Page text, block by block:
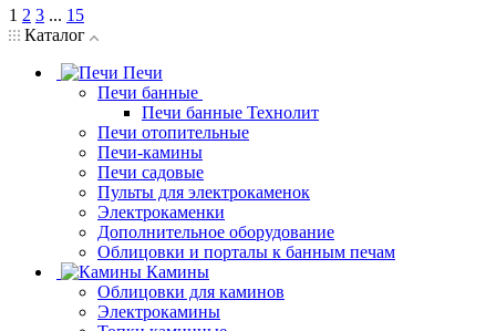
1 2 3 ... 15
Каталог
Печи
Печи банные
Печи банные Технолит
Печи отопительные
Печи-камины
Печи садовые
Пульты для электрокаменок
Электрокаменки
Дополнительное оборудование
Облицовки и порталы к банным печам
Камины
Облицовки для каминов
Электрокамины